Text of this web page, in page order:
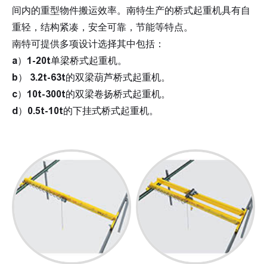
间内的重型物件搬运效率。南特生产的桥式起重机具有自
重轻，结构紧凑，安全可靠，节能等特点。
南特可提供多项设计选择其中包括：
a）1-20t单梁桥式起重机。
b） 3.2t-63t的双梁葫芦桥式起重机。
c）10t-300t的双梁卷扬桥式起重机。
d）0.5t-10t的下挂式桥式起重机。